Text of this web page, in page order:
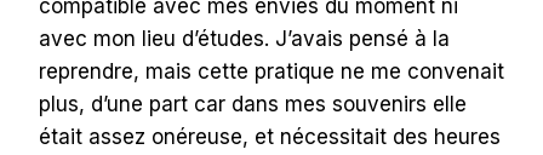
compatible avec mes envies du moment ni
avec mon lieu d’études. J’avais pensé à la
reprendre, mais cette pratique ne me convenait
plus, d’une part car dans mes souvenirs elle
était assez onéreuse, et nécessitait des heures